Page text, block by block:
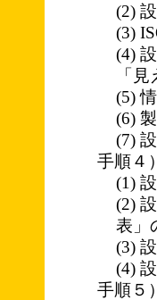
(2)
(3)
(4)
「見
(5)
(6)
(7)
手順４
(1)
(2)
表」
(3)
(4)
手順５